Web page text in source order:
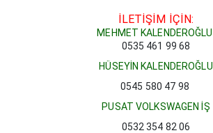
İLETİŞİM İÇİN:
MEHMET KALENDEROĞLU
0535 461 99 68
HÜSEYİN KALENDEROĞLU
0545 580 47 98
PUSAT VOLKSWAGEN İŞ
0532 354 82 06